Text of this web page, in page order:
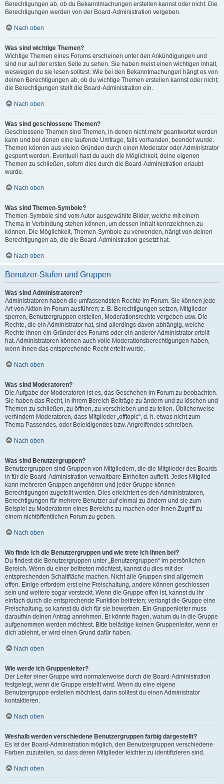
Berechtigungen ab, ob du Bekanntmachungen erstellen kannst oder nicht. Die
Berechtigungen werden von der Board-Administration vergeben.
Nach oben
Was sind wichtige Themen?
Wichtige Themen eines Forums erscheinen unter den Ankündigungen und
sind nur auf der ersten Seite zu sehen. Sie haben meist einen wichtigen Inhalt,
weswegen du sie lesen solltest. Wie bei den Bekanntmachungen hängt es von
deinen Berechtigungen ab, ob du wichtige Themen erstellen kannst oder nicht;
die Berechtigungen stellt die Board-Administration ein.
Nach oben
Was sind geschlossene Themen?
Geschlossene Themen sind Themen, in denen nicht mehr geantwortet werden
kann und bei denen eine laufende Umfrage, falls vorhanden, beendet wurde.
Themen können aus vielen Gründen durch einen Moderator oder Administrator
gesperrt werden. Eventuell hast du auch die Möglichkeit, deine eigenen
Themen zu schließen, sofern dies durch die Board-Administration erlaubt
wurde.
Nach oben
Was sind Themen-Symbole?
Themen-Symbole sind vom Autor ausgewählte Bilder, welche mit einem
Thema in Verbindung stehen können, um dessen Inhalt kennzeichnen zu
können. Die Möglichkeit, Themen-Symbole zu verwenden, hängt von deinen
Berechtigungen ab, die die Board-Administration gesetzt hat.
Nach oben
Benutzer-Stufen und Gruppen
Was sind Administratoren?
Administratoren haben die umfassendsten Rechte im Forum. Sie können jede
Art von Aktion im Forum ausführen; z. B. Berechtigungen setzen, Mitglieder
sperren, Benutzergruppen erstellen, Moderationsrechte vergeben usw. Die
Rechte, die ein Administrator hat, sind allerdings davon abhängig, welche
Rechte ihnen ein Gründer des Forums oder ein anderer Administrator erteilt
hat. Administratoren können auch volle Moderationsberechtigungen haben,
wenn ihnen das entsprechende Recht erteilt wurde.
Nach oben
Was sind Moderatoren?
Die Aufgabe der Moderatoren ist es, das Geschehen im Forum zu beobachten.
Sie haben das Recht, in ihrem Bereich Beiträge zu ändern und zu löschen und
Themen zu schließen, zu öffnen, zu verschieben und zu teilen. Üblicherweise
verhindern Moderatoren, dass Mitglieder „offtopic“, d. h. etwas nicht zum
Thema Passendes, oder Beleidigendes bzw. Angreifendes schreiben.
Nach oben
Was sind Benutzergruppen?
Benutzergruppen sind Gruppen von Mitgliedern, die die Mitglieder des Boards
in für die Board-Administration verwaltbare Einheiten aufteilt. Jedes Mitglied
kann mehreren Gruppen angehören und jeder Gruppe können
Berechtigungen zugeteilt werden. Dies erleichtert es den Administratoren,
Berechtigungen für mehrere Benutzer auf einmal zu ändern und sie zum
Beispiel zu Moderatoren eines Bereichs zu machen oder ihnen Zugriff zu
einem nichtöffentlichen Forum zu geben.
Nach oben
Wo finde ich die Benutzergruppen und wie trete ich ihnen bei?
Du findest die Benutzergruppen unter „Benutzergruppen“ im persönlichen
Bereich. Wenn du einer beitreten möchtest, kannst du dies mit der
entsprechenden Schaltfläche machen. Nicht alle Gruppen sind allgemein
offen. Einige erfordern erst eine Freischaltung, andere können geschlossen
sein und weitere sogar versteckt. Wenn die Gruppe offen ist, kannst du ihr
einfach durch die entsprechende Funktion beitreten; verlangt die Gruppe eine
Freischaltung, so kannst du dich für sie bewerben. Ein Gruppenleiter muss
daraufhin deinen Antrag annehmen. Er könnte fragen, warum du in die Gruppe
aufgenommen werden möchtest. Bitte belästige keinen Gruppenleiter, wenn er
dich ablehnt, er wird einen Grund dafür haben.
Nach oben
Wie werde ich Gruppenleiter?
Der Leiter einer Gruppe wird normalerweise durch die Board-Administration
festgelegt, wenn die Gruppe erstellt wird. Wenn du eine eigene
Benutzergruppe erstellen möchtest, dann solltest du einen Administrator
kontaktieren.
Nach oben
Weshalb werden verschiedene Benutzergruppen farbig dargestellt?
Es ist der Board-Administration möglich, den Benutzergruppen verschiedene
Farben zuzuteilen, so dass deren Mitglieder leichter zu identifizieren sind.
Nach oben